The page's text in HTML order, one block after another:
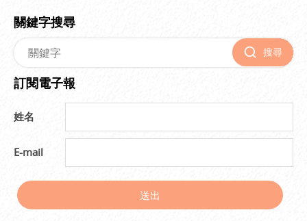
關鍵字搜尋
搜尋
訂閱電子報
姓名
E-mail
送出